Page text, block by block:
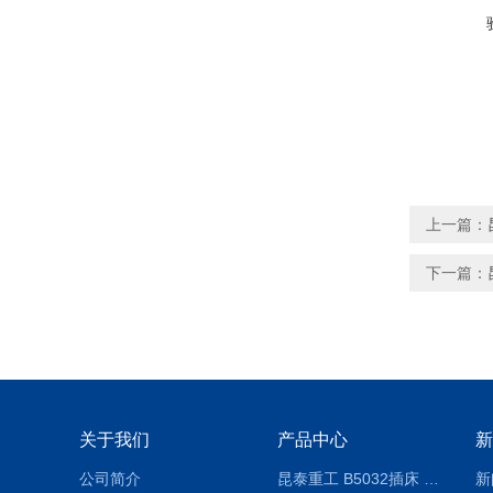
上一篇：
下一篇：
关于我们
公司简介
产品中心